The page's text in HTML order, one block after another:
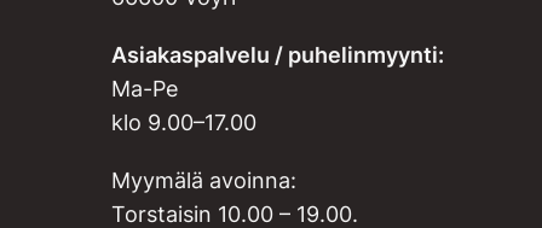
Asiakaspalvelu / puhelinmyynti:
Ma-Pe
klo 9.00–17.00
Myymälä avoinna:
Torstaisin 10.00 – 19.00.